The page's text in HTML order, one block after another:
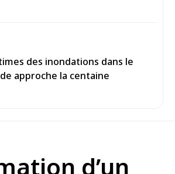
des inondations dans le
approche la centaine
d’un